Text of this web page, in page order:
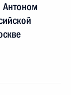
Антоном